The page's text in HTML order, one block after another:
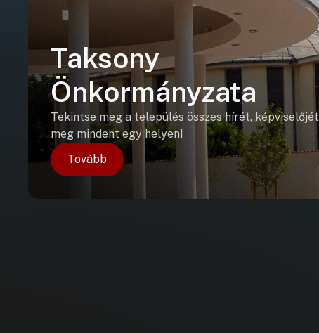
Taksony
Önkormányzata
Tekintse meg a település összes hírét,
meg mindent egy helyen!
Tovább